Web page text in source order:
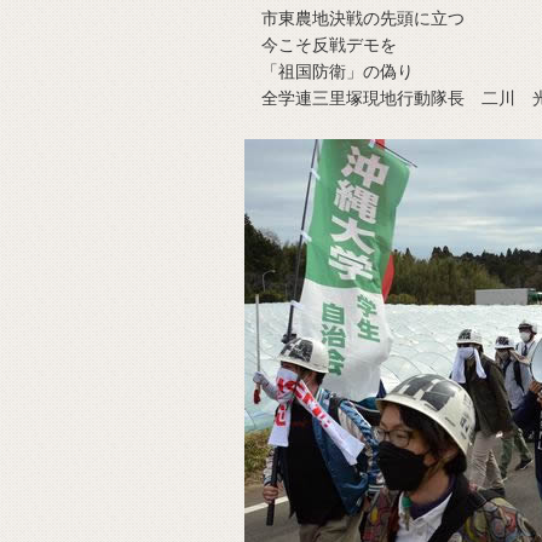
市東農地決戦の先頭に立つ
今こそ反戦デモを
「祖国防衛」の偽り
全学連三里塚現地行動隊長 二川